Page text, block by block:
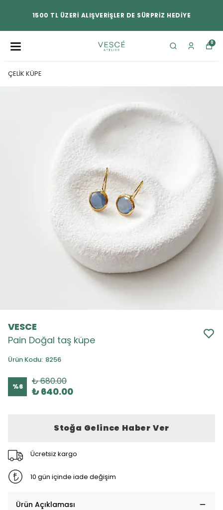
1500 TL ÜZERİ ALIŞVERİŞLER DE SÜRPRİZ HEDİYE
0
ÇELİK KÜPE
VESCE
Pain Doğal taş küpe
Ürün Kodu: 8256
%6 ₺ 680.00
₺ 640.00
Stoğa Gelince Haber Ver
Ücretsiz kargo
10 gün içinde iade değişim
Ürün Açıklaması